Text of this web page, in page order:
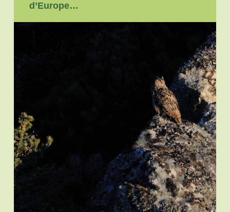
d’Europe…